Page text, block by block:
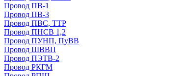
Провод ПВ-1
Провод ПВ-3
Провод ПВС, ТТР
Провод ПНСВ 1,2
Провод ПУНП, ПуВВ
Провод ШВВП
Провод ПЭТВ-2
Провод РКГМ